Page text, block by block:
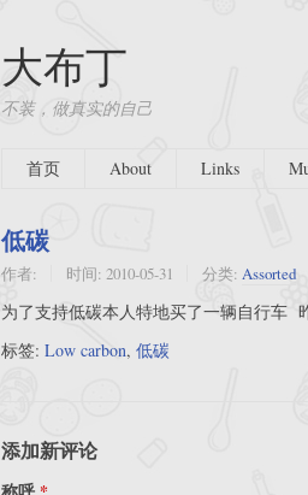
大布丁
不装，做真实的自己
首页
About Links
低碳
作者: 时间: 2010-05-31 分类: Assorted
为了支持低碳本人特地买了一辆自行车
标签: Low carbon, 低碳
添加新评论